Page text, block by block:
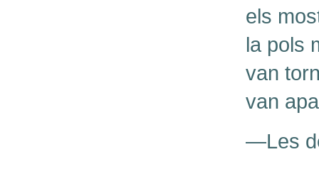
els
la pols
van
van
—Les